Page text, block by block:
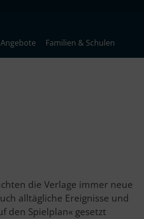
Angebote Familien & Schulen
die Verlage immer neue
alltägliche Ereignisse und
den Spielplan« gesetzt